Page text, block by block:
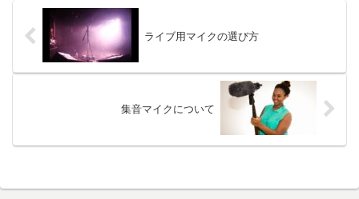
ライブ用マイクの選び方
集音マイクについて